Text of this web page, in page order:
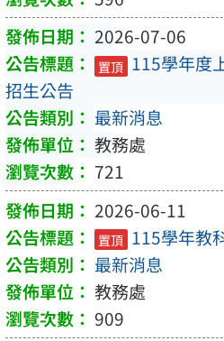
2026-07-06
置頂 115學年度
招生公告
最新消息
教務處
721
2026-06-11
置頂 115學年教
最新消息
教務處
909